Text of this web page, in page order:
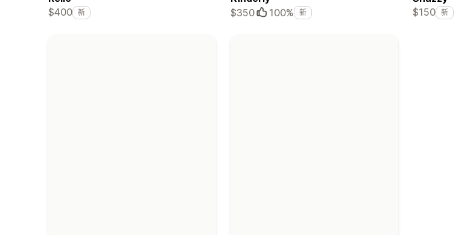
$400 新
$350
100% 新
$150 新